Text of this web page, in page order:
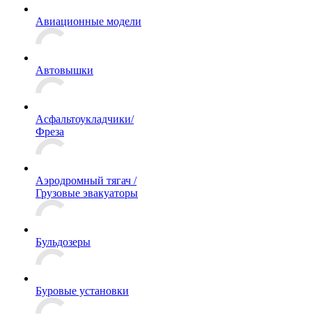
Авиационные модели
Автовышки
Асфальтоукладчики/
Фреза
Аэродромный тягач /
Грузовые эвакуаторы
Бульдозеры
Буровые установки